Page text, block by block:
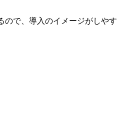
で、導入のイメージがしやす